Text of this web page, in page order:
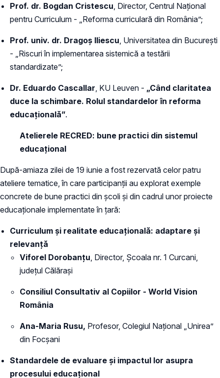
Prof. dr. Bogdan Cristescu , Director, Centrul Național
pentru Curriculum - „Reforma curriculară din România”;
Prof. univ. dr. Dragoș Iliescu , Universitatea din București
- „Riscuri în implementarea sistemică a testării
standardizate”;
Dr. Eduardo Cascallar , KU Leuven - „Când claritatea
duce la schimbare. Rolul standardelor în reforma
educațională”.
Atelierele RECRED: bune practici din sistemul
educațional
După-amiaza zilei de 19 iunie a fost rezervată celor patru
ateliere tematice, în care participanții au explorat exemple
concrete de bune practici din școli și din cadrul unor proiecte
educaționale implementate în țară:
Curriculum și realitate educațională: adaptare și
relevanță
Viforel Dorobanțu , Director, Școala nr. 1 Curcani,
județul Călărași
Consiliul Consultativ al Copiilor - World Vision
România
Ana-Maria Rusu, Profesor, Colegiul Național „Unirea”
din Focșani
Standardele de evaluare și impactul lor asupra
procesului educațional